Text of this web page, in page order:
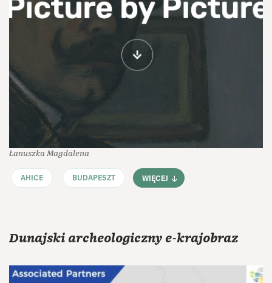
Łanuszka Magdalena
AHICE BUDAPESZT WIĘCEJ
Dunajski archeologiczny e-krajobraz